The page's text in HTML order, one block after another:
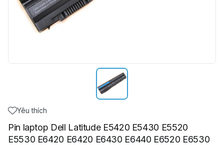
Yêu thích
Pin laptop Dell Latitude E5420 E5430 E5520
E5530 E6420 E6420 E6430 E6440 E6520 E6530